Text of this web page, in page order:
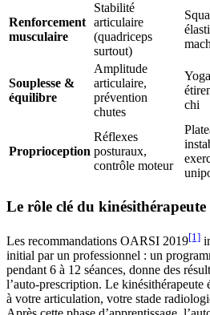
Renforcement
musculaire
Stabilité
articulaire
(quadriceps
surtout)
Souplesse &
équilibre
Amplitude
articulaire,
prévention
chutes
chi
Proprioception
Réflexes
posturaux,
contrôle moteur
Le rôle clé du kinésithérapeute
Les recommandations OARSI 2019[1]
initial par un professionnel : un
pendant 6 à 12 séances, donne des
l’auto-prescription. Le kinésithérapeute
à votre articulation, votre stade